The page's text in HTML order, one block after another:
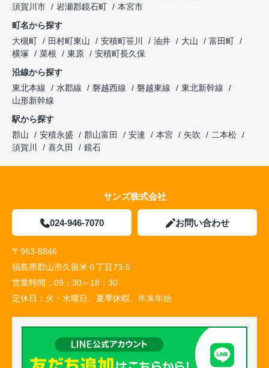
須賀川市
岩瀬郡鏡石町
本宮市
町名から探す
大槻町
田村町東山 安積町笹川 油井 大山
富田町
横塚
菜根 東原
安積町長久保
沿線から探す
東北本線
水郡線 磐越西線 磐越東線
東北新幹線
山形新幹線
駅から探す
郡山
安積永盛 郡山富田 安達 本宮 矢吹
二本松
須賀川
喜久田 鏡石
サンズ株式会社
024-946-7070 お問い合わせ
〒963-8846
福島県郡山市久留米６丁目73-5
営業時間： 09：30～18：30
定休日： 火・水曜日、夏季休暇、年末年始